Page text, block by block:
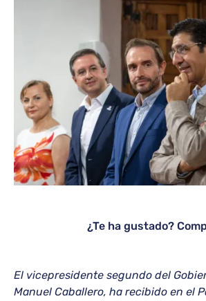
¿Te ha gustado?
El vicepresidente segundo del
Manuel Caballero, ha recibido en el